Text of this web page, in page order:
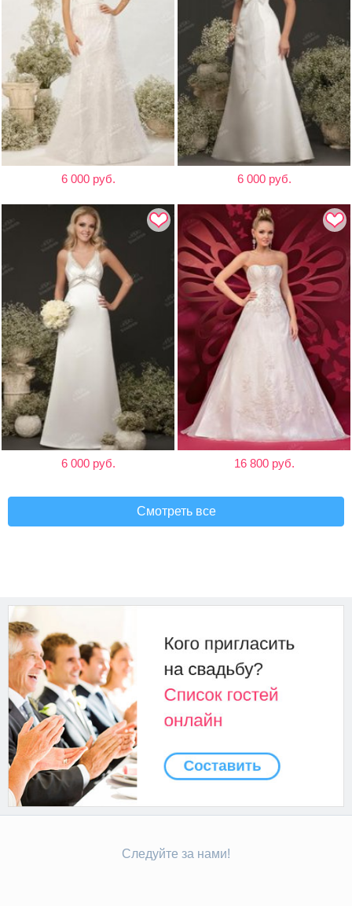
6 000 руб. 6 000 руб.
6 000 руб. 16 800 руб.
Смотреть все
Следуйте за нами!